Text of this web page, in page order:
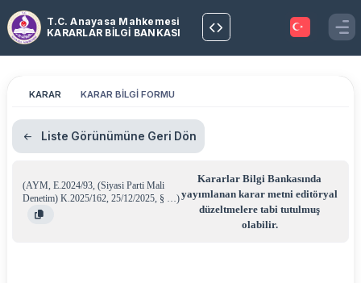
T.C. Anayasa Mahkemesi
KARARLAR BİLGİ BANKASI
KARAR KARAR BİLGİ FORMU
Liste Görünümüne Geri Dön
(AYM, E.2024/93, (Siyasi Parti Mali
Denetim) K.2025/162, 25/12/2025, § …)
Kararlar Bilgi Bankasında
yayımlanan karar metni editöryal
düzeltmelere tabi tutulmuş
olabilir.